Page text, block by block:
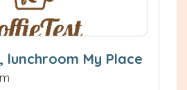
lunchroom My Place